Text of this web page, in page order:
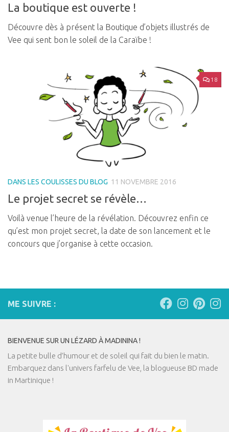
La boutique est ouverte !
Découvre dès à présent la Boutique d’objets illustrés de
Vee qui sent bon le soleil de la Caraïbe !
18
DANS LES COULISSES DU BLOG 11 NOVEMBRE 2016
Le projet secret se révèle…
Voilà venue l’heure de la révélation. Découvrez enfin ce
qu’est mon projet secret, la date de son lancement et le
concours que j’organise à cette occasion.
ME SUIVRE :
BIENVENUE SUR UN LÉZARD À MADININA !
La petite bulle d’humour et de soleil qui fait du bien le matin.
Embarquez dans l'univers farfelu de Vee, la blogueuse BD made
in Martinique !